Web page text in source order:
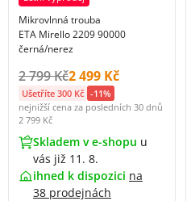
Mikrovlnná trouba
ETA Mirello 2209 90000
černá/nerez
Původní cena s DPH:
2 799 KčCena s DPH:
2 499 Kč
Ušetříte 300 Kč -11%
nejnižší cena za posledních 30 dnů
2 799 Kč
Skladem v e-shopu u
vás již 11. 8.
ihned k dispozici na
38 prodejnách